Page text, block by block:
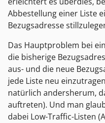
Abbestellung einer Liste
Bezugsadresse
Das Hauptproblem bei
die bisherige
aus- und die neue
jede Liste neu
natürlich andersherum,
auftreten). Und man
dabei Low-Traffic-Listen